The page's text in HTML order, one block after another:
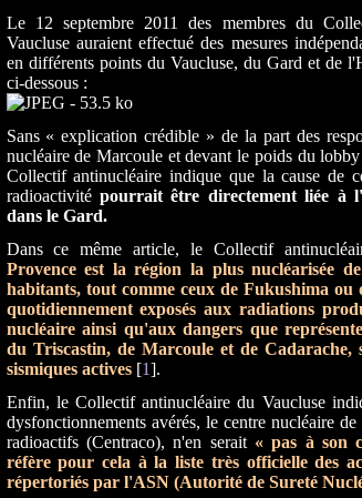
Le 12 septembre 2011 des membres du
Vaucluse auraient effectué des mesures
en différents points du Vaucluse, du Gard et de
ci-dessous :
Sans « explication crédible » de la part des
nucléaire de Marcoule et devant le poids du
Collectif antinucléaire indique que la cause de
radioactivité pourrait être directement liée à
dans le Gard.
Dans ce même article, le Collectif
Provence est la région la plus nucléarisée
habitants, tout comme ceux de Fukushima ou
quotidiennement exposés aux radiations
nucléaire ainsi qu'aux dangers que
du Triscastin, de Marcoule et de Cadarache,
sismiques actives[1].
Enfin, le Collectif antinucléaire du Vaucluse
dysfonctionnements avérés, le centre nucléaire de
radioactifs (Centraco), n'en serait « pas à son
réfère pour cela à la liste très officielle des
répertoriés par l'ASN (Autorité de Sureté